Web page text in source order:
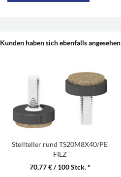
Kunden haben sich ebenfalls angesehen
Stellteller rund TS20M8X40/PE
FILZ
70,77 € / 100 Stck. *